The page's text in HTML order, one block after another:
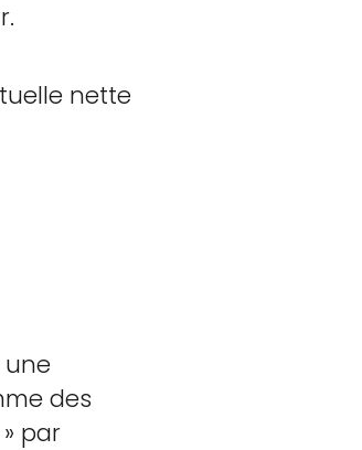
nette
une
des
par